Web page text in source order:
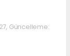
Güncelleme: